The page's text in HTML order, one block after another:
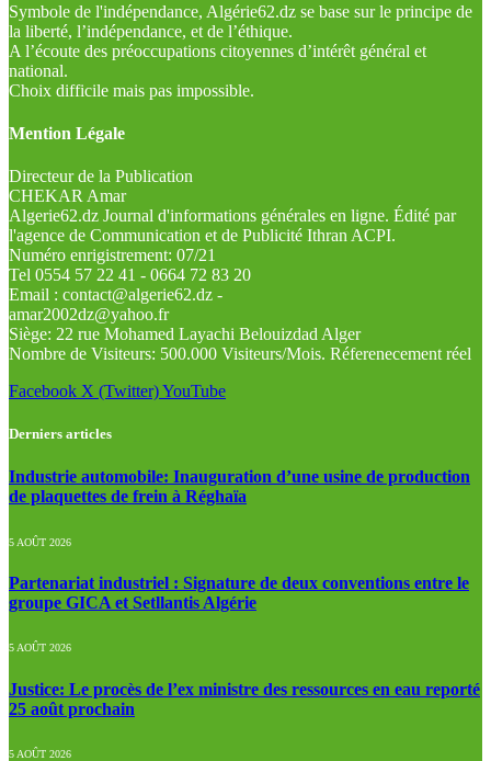
Symbole de l'indépendance, Algérie62.dz se base sur le principe de
la liberté, l’indépendance, et de l’éthique.
A l’écoute des préoccupations citoyennes d’intérêt général et
national.
Choix difficile mais pas impossible.
Mention Légale
Directeur de la Publication
CHEKAR Amar
Algerie62.dz Journal d'informations générales en ligne. Édité par
l'agence de Communication et de Publicité Ithran ACPI.
Numéro enrigistrement: 07/21
Tel 0554 57 22 41 - 0664 72 83 20
Email : contact@algerie62.dz -
amar2002dz@yahoo.fr
Siège: 22 rue Mohamed Layachi Belouizdad Alger
Nombre de Visiteurs: 500.000 Visiteurs/Mois. Réferenecement réel
Facebook X (Twitter)YouTube
Derniers articles
Industrie automobile: Inauguration d’une usine de production
de plaquettes de frein à Réghaïa
5 AOÛT 2026
Partenariat industriel : Signature de deux conventions entre le
groupe GICA et Setllantis Algérie
5 AOÛT 2026
Justice: Le procès de l’ex ministre des ressources en eau reporté
25 août prochain
5 AOÛT 2026